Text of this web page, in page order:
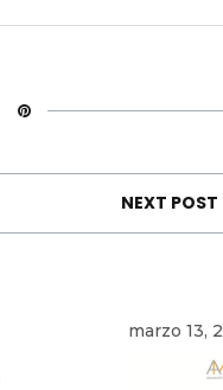
NEXT POST
marzo 13,